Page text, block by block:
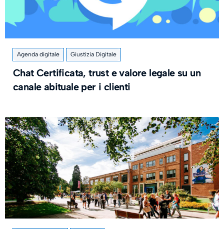
Agenda digitale Giustizia Digitale
Chat Certificata, trust e valore legale su un
canale abituale per i clienti